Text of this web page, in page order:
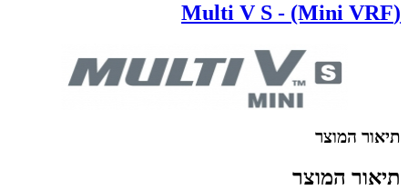
(Multi V S - (Mini VRF
תיאור המוצר
תיאור המוצר